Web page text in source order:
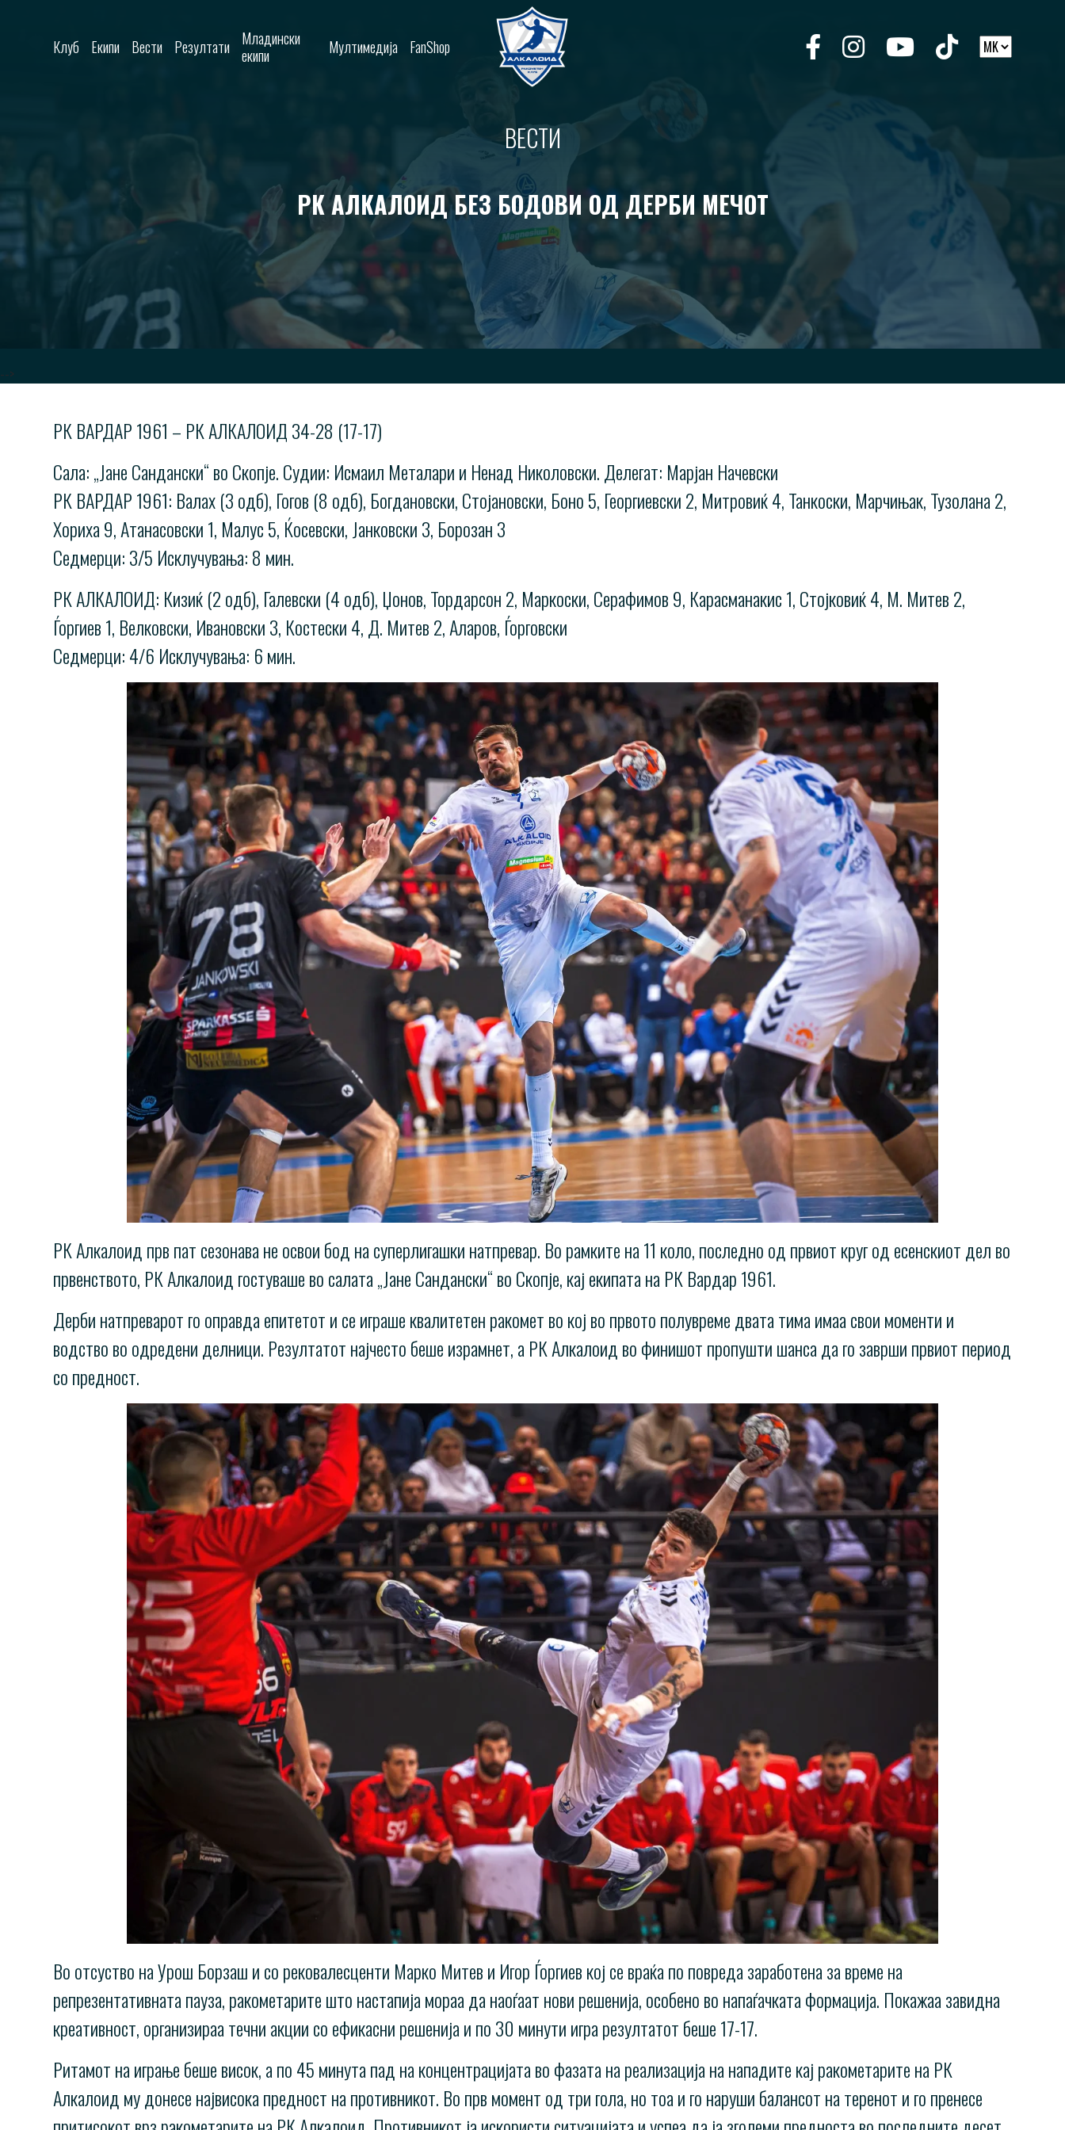
Клуб Екипи Вести Резултати
Младински
екипи
Мултимедија FanShop
ВЕСТИ
РК АЛКАЛОИД БЕЗ БОДОВИ ОД ДЕРБИ МЕЧОТ
-->
РК ВАРДАР 1961 – РК АЛКАЛОИД 34-28 (17-17)
Сала: „Јане Сандански“ во Скопје. Судии: Исмаил Металари и Ненад Николовски. Делегат: Марјан Начевски
РК ВАРДАР 1961: Валах (3 одб), Гогов (8 одб), Богдановски, Стојановски, Боно 5, Георгиевски 2, Митровиќ 4, Танкоски, Марчињак, Тузолана 2,
Хориха 9, Атанасовски 1, Малус 5, Ќосевски, Јанковски 3, Борозан 3
Седмерци: 3/5 Исклучувања: 8 мин.
РК АЛКАЛОИД: Кизиќ (2 одб), Галевски (4 одб), Џонов, Тордарсон 2, Маркоски, Серафимов 9, Карасманакис 1, Стојковиќ 4, М. Митев 2,
Ѓоргиев 1, Велковски, Ивановски 3, Костески 4, Д. Митев 2, Аларов, Ѓорговски
Седмерци: 4/6 Исклучувања: 6 мин.
РК Алкалоид прв пат сезонава не освои бод на суперлигашки натпревар. Во рамките на 11 коло, последно од првиот круг од есенскиот дел во
првенството, РК Алкалоид гостуваше во салата „Јане Сандански“ во Скопје, кај екипата на РК Вардар 1961.
Дерби натпреварот го оправда епитетот и се играше квалитетен ракомет во кој во првото полувреме двата тима имаа свои моменти и
водство во одредени делници. Резултатот најчесто беше израмнет, а РК Алкалоид во финишот пропушти шанса да го заврши првиот период
со предност.
Во отсуство на Урош Борзаш и со рековалесценти Марко Митев и Игор Ѓоргиев кој се враќа по повреда заработена за време на
репрезентативната пауза, ракометарите што настапија мораа да наоѓаат нови решенија, особено во напаѓачката формација. Покажаа завидна
креативност, организираа течни акции со ефикасни решенија и по 30 минути игра резултатот беше 17-17.
Ритамот на играње беше висок, а по 45 минута пад на концентрацијата во фазата на реализација на нападите кај ракометарите на РК
Алкалоид му донесе највисока предност на противникот. Во прв момент од три гола, но тоа и го наруши балансот на теренот и го пренесе